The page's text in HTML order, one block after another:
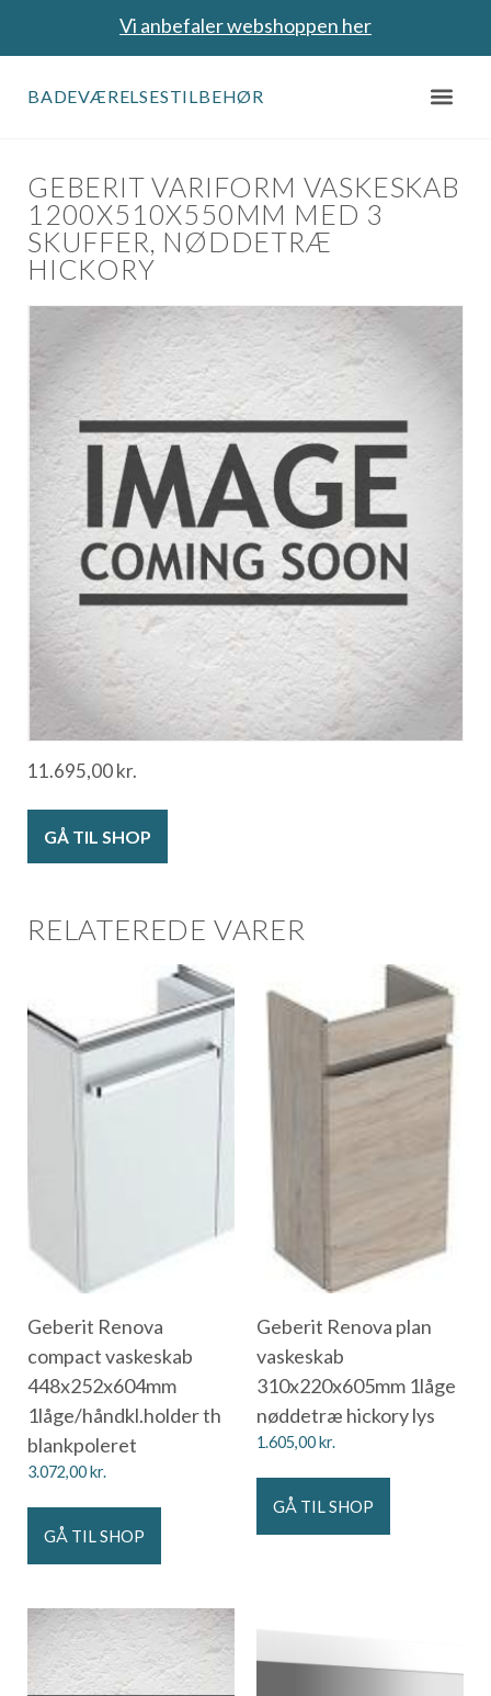
Vi anbefaler webshoppen her
BADEVÆRELSESTILBEHØR
GEBERIT VARIFORM VASKESKAB
1200X510X550MM MED 3
SKUFFER, NØDDETRÆ
HICKORY
11.695,00kr.
GÅ TIL SHOP
RELATEREDE VARER
Geberit Renova
compact vaskeskab
448x252x604mm
1låge/håndkl.holder th
blankpoleret
3.072,00kr.
GÅ TIL SHOP
Geberit Renova plan
vaskeskab
310x220x605mm 1låge
nøddetræ hickory lys
1.605,00kr.
GÅ TIL SHOP